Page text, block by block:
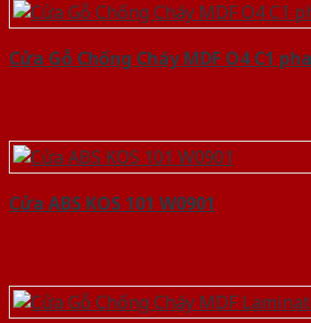
Cửa Gỗ Chống Cháy MDF O4 C1
Cửa ABS KOS 101 W0901